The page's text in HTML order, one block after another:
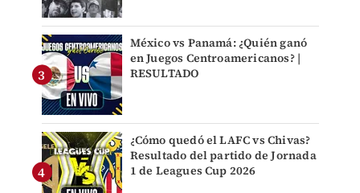
México vs Panamá: ¿Quién ganó
en Juegos Centroamericanos? |
RESULTADO
¿Cómo quedó el LAFC vs Chivas?
Resultado del partido de Jornada
1 de Leagues Cup 2026